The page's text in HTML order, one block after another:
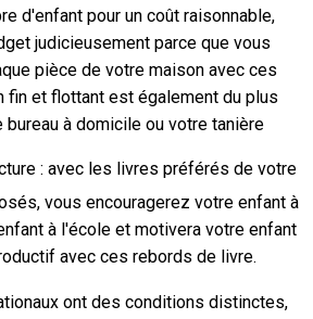
d'enfant pour un coût raisonnable,
judicieusement parce que vous
pièce de votre maison avec ces
fin et flottant est également du plus
à domicile ou votre tanière
: avec les livres préférés de votre
vous encouragerez votre enfant à
à l'école et motivera votre enfant
avec ces rebords de livre.
ont des conditions distinctes,